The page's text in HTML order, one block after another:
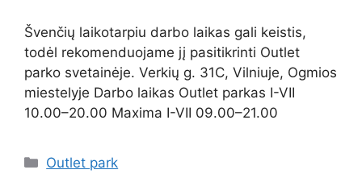
Švenčių laikotarpiu darbo laikas gali keistis,
todėl rekomenduojame jį pasitikrinti Outlet
parko svetainėje. Verkių g. 31C, Vilniuje, Ogmios
miestelyje Darbo laikas Outlet parkas I-VII
10.00–20.00 Maxima I-VII 09.00–21.00
Outlet park